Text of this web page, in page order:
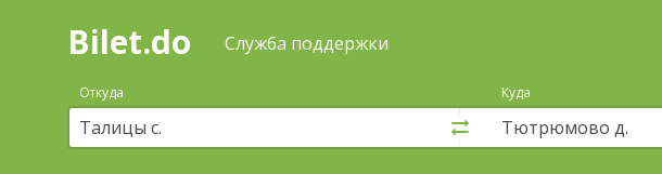
Поиск
покупка
билетов
автобус
Bilet.do Служба поддержки
Откуда Куда